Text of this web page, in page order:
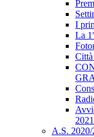
I
La
A.S. 2020/